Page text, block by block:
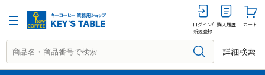
ログイン/
新規登録
購入履歴 カート
詳細検索